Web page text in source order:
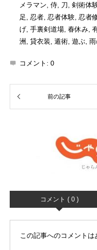
メラマン 侍 刀 剣術体
足
忍者 忍者体験 忍者
げ 手裏剣道場 春休み
洲
貸衣装 遁術 遊ぶ
コメント: 0
コメント ( 0 )
この記事へのコメントは